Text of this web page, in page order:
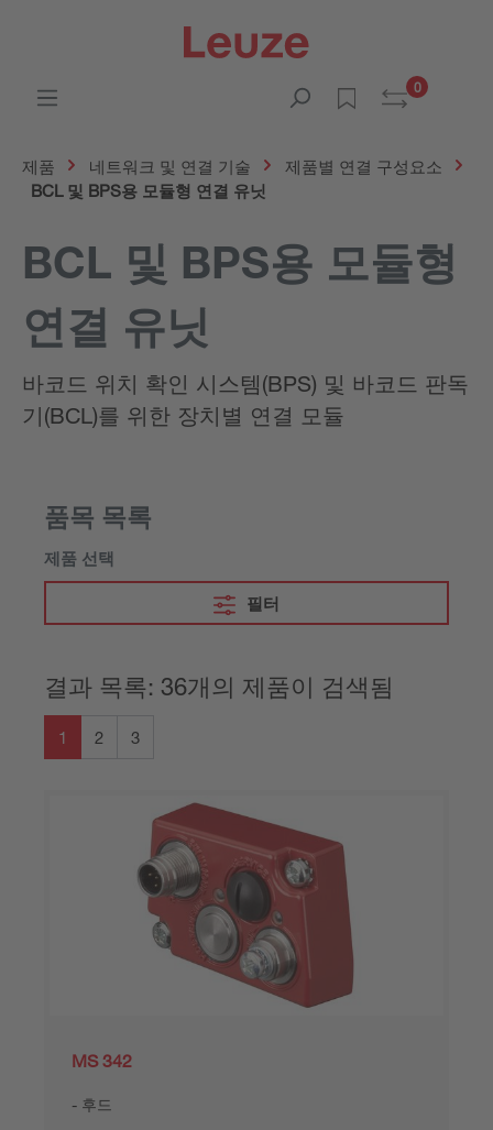
0
제품 네트워크 및 연결 기술
제품별 연결 구성요소
BCL 및 BPS용 모듈형 연결 유닛
BCL 및 BPS용 모듈형
연결 유닛
바코드 위치 확인 시스템(BPS) 및 바코드 판독
기(BCL)를 위한 장치별 연결 모듈
품목 목록
제품 선택
필터
결과 목록: 36개의 제품이 검색됨
1 2 3
MS 342
후드